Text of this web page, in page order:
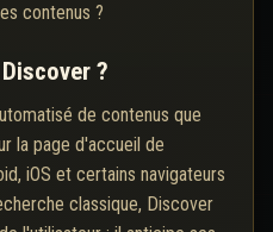
contenus ?
?
de contenus que
la page d'accueil de
iOS et certains navigateurs
classique, Discover